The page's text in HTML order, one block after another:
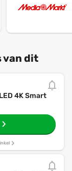
van dit
4K Smart